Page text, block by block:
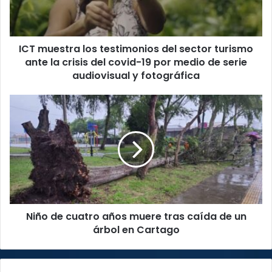
turismo
ante
la
crisis
serie
audiovisual
y
fotográfica
ICT muestra los testimonios del sector turismo
ante la crisis del covid-19 por medio de serie
audiovisual y fotográfica
cuatro
años
muere
tras
caída
de
un
árbolNiño de cuatro años muere tras caída de un
árbol en Cartago